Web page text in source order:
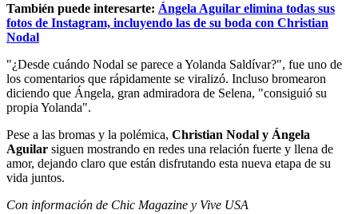
También puede interesarte: Ángela Aguilar elimina todas sus
fotos de Instagram, incluyendo las de su boda con Christian
Nodal
"¿Desde cuándo Nodal se parece a Yolanda Saldívar?", fue uno de
los comentarios que rápidamente se viralizó. Incluso bromearon
diciendo que Ángela, gran admiradora de Selena, "consiguió su
propia Yolanda".
Pese a las bromas y la polémica, Christian Nodal y Ángela
Aguilar siguen mostrando en redes una relación fuerte y llena de
amor, dejando claro que están disfrutando esta nueva etapa de su
vida juntos.
Con información de Chic Magazine y Vive USA